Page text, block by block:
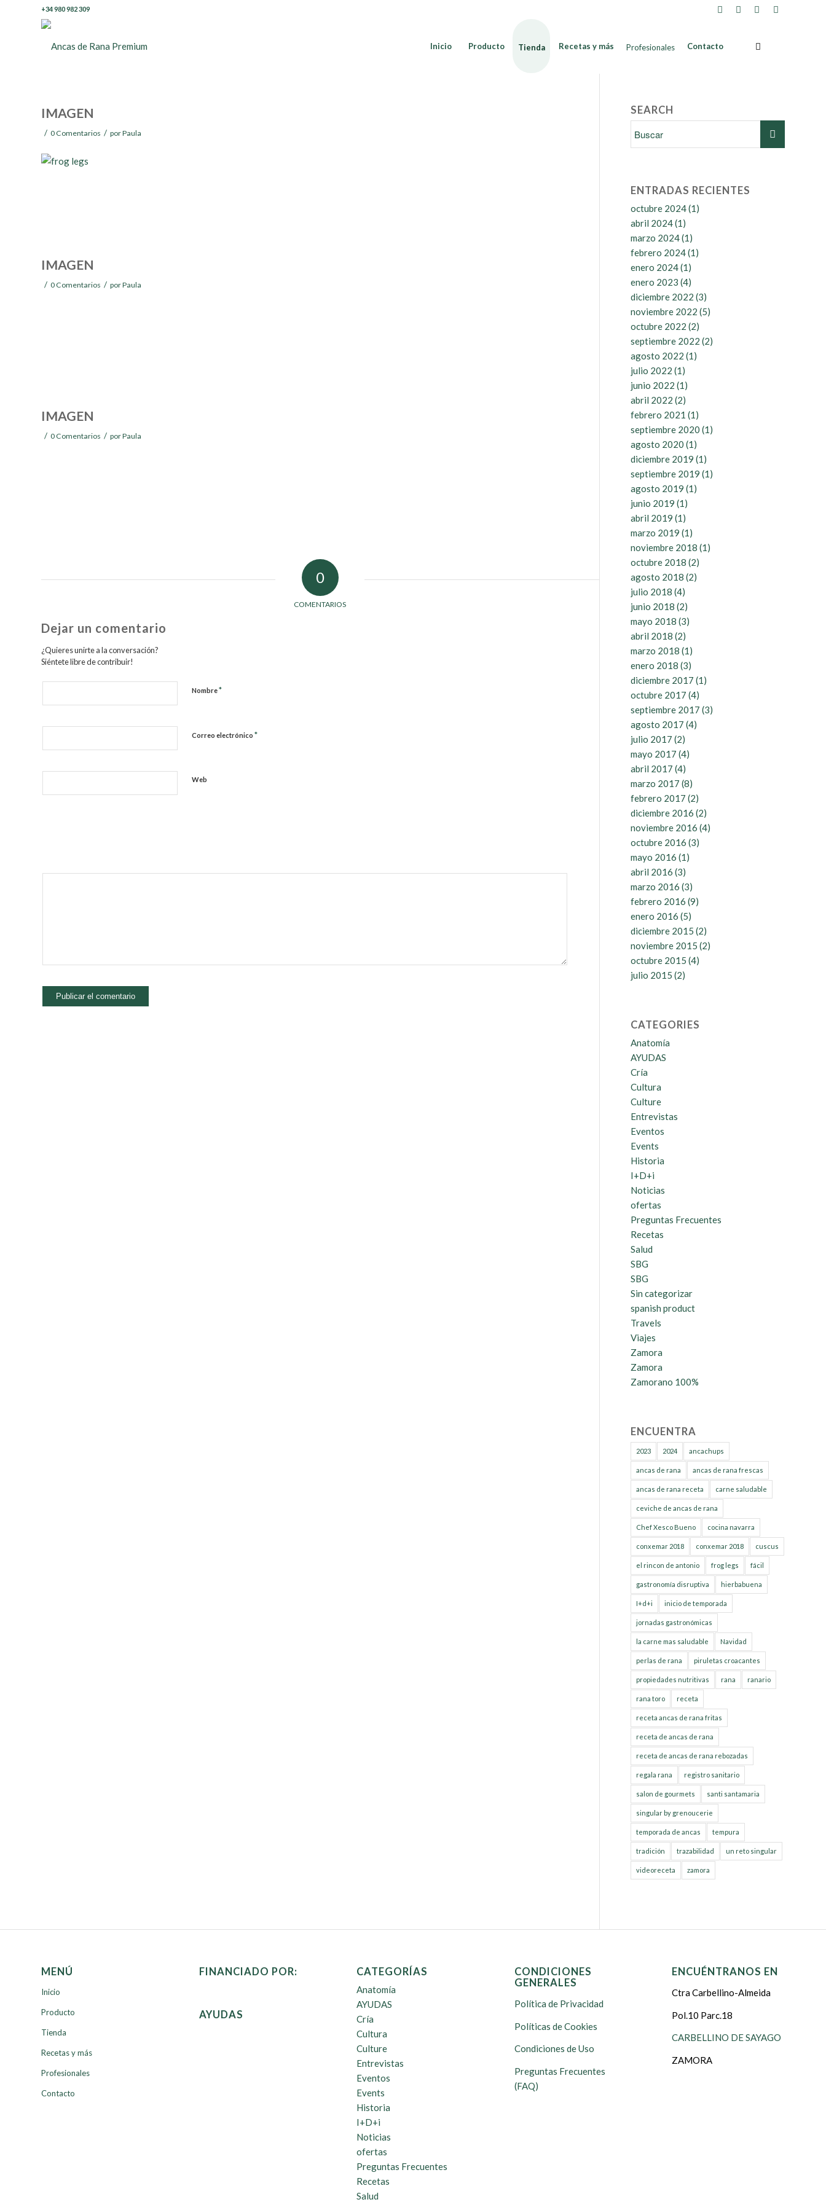
+34 980 982 309
Inicio Producto Tienda Recetas y más Profesionales Contacto
IMAGEN
/ 0 Comentarios / porPaula
IMAGEN
/ 0 Comentarios / porPaula
IMAGEN
/ 0 Comentarios / porPaula
0
COMENTARIOS
Dejar un comentario
¿Quieres unirte a la conversación?
Siéntete libre de contribuir!
Nombre*
Correo electrónico *
Web
SEARCH
ENTRADAS RECIENTES
octubre 2024(1)
abril 2024(1)
marzo 2024(1)
febrero 2024(1)
enero 2024(1)
enero 2023 (4)
diciembre 2022 (3)
noviembre 2022 (5)
octubre 2022 (2)
septiembre 2022 (2)
agosto 2022 (1)
julio 2022 (1)
junio 2022 (1)
abril 2022 (2)
febrero 2021 (1)
septiembre 2020 (1)
agosto 2020 (1)
diciembre 2019 (1)
septiembre 2019 (1)
agosto 2019 (1)
junio 2019 (1)
abril 2019 (1)
marzo 2019 (1)
noviembre 2018 (1)
octubre 2018 (2)
agosto 2018 (2)
julio 2018 (4)
junio 2018 (2)
mayo 2018 (3)
abril 2018 (2)
marzo 2018 (1)
enero 2018 (3)
diciembre 2017 (1)
octubre 2017 (4)
septiembre 2017 (3)
agosto 2017 (4)
julio 2017 (2)
mayo 2017 (4)
abril 2017 (4)
marzo 2017 (8)
febrero 2017 (2)
diciembre 2016 (2)
noviembre 2016 (4)
octubre 2016 (3)
mayo 2016 (1)
abril 2016 (3)
marzo 2016 (3)
febrero 2016 (9)
enero 2016 (5)
diciembre 2015 (2)
noviembre 2015 (2)
octubre 2015 (4)
julio 2015 (2)
CATEGORIES
Anatomía
AYUDAS
Cría
Cultura
Culture
Entrevistas
Eventos
Events
Historia
I+D+i
Noticias
ofertas
Preguntas Frecuentes
Recetas
Salud
SBG
SBG
Sin categorizar
spanish product
Travels
Viajes
Zamora
Zamora
Zamorano 100%
ENCUENTRA
2023 2024 ancachups
ancas de rana ancas de rana frescas
ancas de rana receta carne saludable
ceviche de ancas de rana
Chef Xesco Bueno cocina navarra
conxemar 2018 conxemar 2018 cuscus
el rincon de antonio frog legs fácil
gastronomía disruptiva hierbabuena
I+d+i inicio de temporada
jornadas gastronómicas
la carne mas saludable Navidad
perlas de rana piruletas croacantes
propiedades nutritivas rana ranario
rana toro receta
receta ancas de rana fritas
receta de ancas de rana
receta de ancas de rana rebozadas
regala rana registro sanitario
salon de gourmets santi santamaria
singular by grenoucerie
temporada de ancas tempura
tradición trazabilidad un reto singular
videoreceta zamora
MENÚ
Inicio
Producto
Tienda
Recetas y más
Profesionales
Contacto
FINANCIADO POR:
AYUDAS
CATEGORÍAS
Anatomía
AYUDAS
Cría
Cultura
Culture
Entrevistas
Eventos
Events
Historia
I+D+i
Noticias
ofertas
Preguntas Frecuentes
Recetas
Salud
CONDICIONES
GENERALES
Política de Privacidad
Políticas de Cookies
Condiciones de Uso
Preguntas Frecuentes
(FAQ)
ENCUÉNTRANOS EN
Ctra Carbellino-Almeida
Pol.10 Parc.18
CARBELLINO DE SAYAGO
ZAMORA